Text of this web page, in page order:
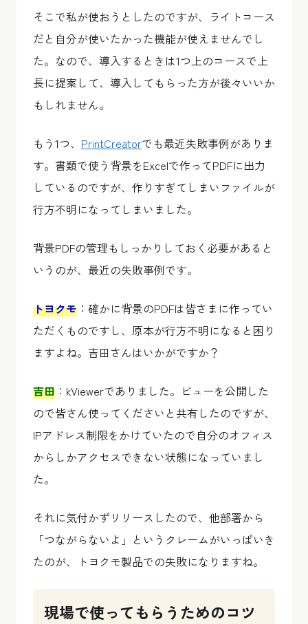
そこで私が使おうとしたのですが、ライトコース
だと自分が使いたかった機能が使えませんでし
た。なので、導入するときは1つ上のコースで上
長に提案して、導入してもらった方が後々いいか
もしれません。
もう1つ、 PrintCreatorでも最近失敗事例がありま
す。書類で使う背景をExcelで作ってPDFに出力
しているのですが、作りすぎてしまいファイルが
行方不明になってしまいました。
背景PDFの管理もしっかりしておく必要があると
いうのが、最近の失敗事例です。
トヨクモ ：確かに背景のPDFは皆さまに作ってい
ただくものですし、原本が行方不明になると困り
ますよね。吉田さんはいかがですか？
吉田 ：kViewerでありました。ビューを公開した
ので皆さん使ってくださいと共有したのですが、
IPアドレス制限をかけていたので自分のオフィス
からしかアクセスできない状態になっていまし
た。
それに気付かずリリースしたので、他部署から
「つながらないよ」というクレームがいっぱいき
たのが、トヨクモ製品での失敗になりますね。
現場で使ってもらうためのコツ